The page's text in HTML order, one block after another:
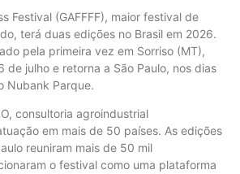
Festival (GAFFFF), maior festival de
terá duas edições no Brasil em 2026.
pela primeira vez em Sorriso (MT),
de julho e retorna a São Paulo, nos dias
Nubank Parque.
consultoria agroindustrial
em mais de 50 países. As edições
reuniram mais de 50 mil
o festival como uma plataforma